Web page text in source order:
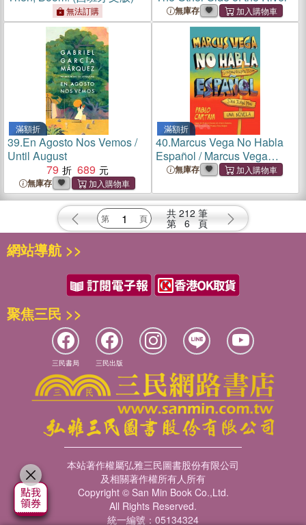
無法訂購 無庫存
滿額折
39.En Agosto Nos Vemos /
Until August
79
689
無庫存
滿額折
40.Marcus Vega No Habla
Español / Marcus Vega
Doesn't Speak Spanish
無庫存
共 212 筆
第 6 頁
網站導航 >>
聚焦三民 >>
三民書局 三民出版
本站著作權屬弘雅三民圖書股份有限公司
及相關著作權所有人所有
Copyright © San Min Book Co.,Ltd.
All Rights Reserved.
統一編號：05134324